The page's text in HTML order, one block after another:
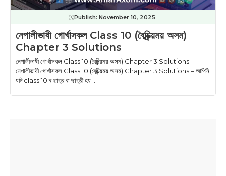
Publish: November 10, 2025
নেপালীভাষী গোর্খাসকল Class 10 (বৈচিত্ৰ্য়ময় অসম)
Chapter 3 Solutions
নেপালীভাষী গোর্খাসকল Class 10 (বৈচিত্ৰ্য়ময় অসম) Chapter 3 Solutions
নেপালীভাষী গোর্খাসকল Class 10 (বৈচিত্ৰ্য়ময় অসম) Chapter 3 Solutions – আপিনি
যদি class 10 ৰ ছাত্র বা ছাত্রী হয় ...